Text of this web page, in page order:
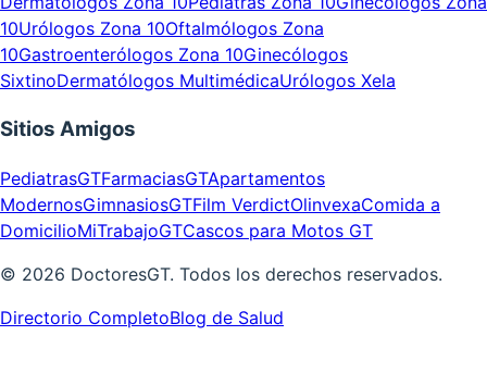
10Urólogos Zona 10Oftalmólogos Zona
10Gastroenterólogos Zona 10Ginecólogos
SixtinoDermatólogos MultimédicaUrólogos Xela
Sitios Amigos
PediatrasGTFarmaciasGTApartamentos
ModernosGimnasiosGTFilm VerdictOlinvexaComida a
DomicilioMiTrabajoGTCascos para Motos GT
© 2026 DoctoresGT. Todos los derechos reservados.
Directorio CompletoBlog de Salud